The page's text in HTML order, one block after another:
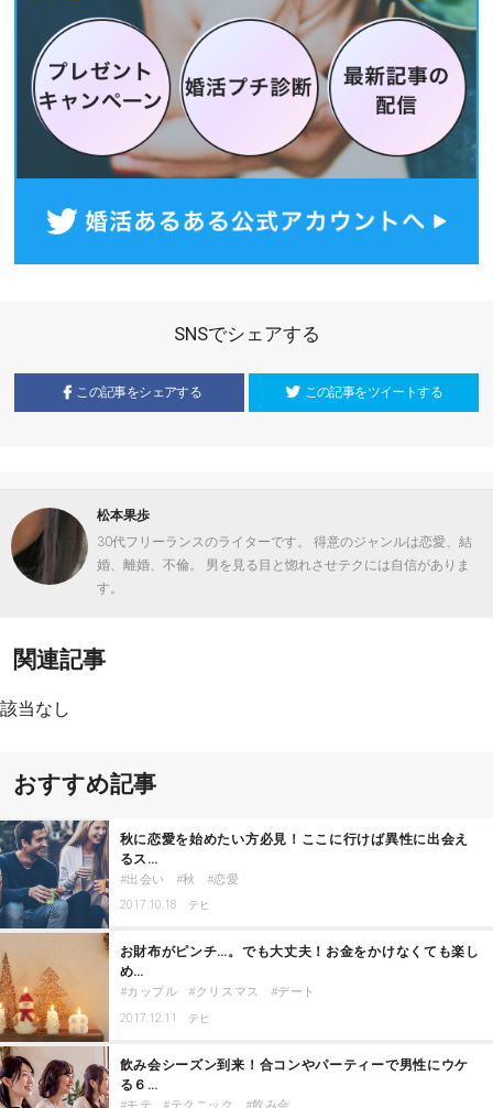
SNSでシェアする
この記事をシェアする この記事をツイートする
松本果歩
30代フリーランスのライターです。 得意のジャンルは恋愛、結
婚、離婚、不倫。 男を見る目と惚れさせテクには自信がありま
す。
関連記事
該当なし
おすすめ記事
秋に恋愛を始めたい方必見！ここに行けば異性に出会え
るス…
出会い 秋 恋愛
2017.10.18 テヒ
お財布がピンチ…。でも大丈夫！お金をかけなくても楽し
め…
カップル クリスマス デート
2017.12.11 テヒ
飲み会シーズン到来！合コンやパーティーで男性にウケ
る６…